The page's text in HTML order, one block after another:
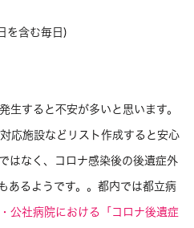
を含む毎日)
生すると不安が多いと思います。
応施設などリスト作成すると安心
はなく、コロナ感染後の後遺症外
あるようです。。都内では都立病
公社病院における「コロナ後遺症